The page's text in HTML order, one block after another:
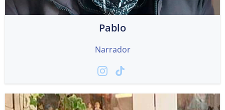
Pablo
Narrador